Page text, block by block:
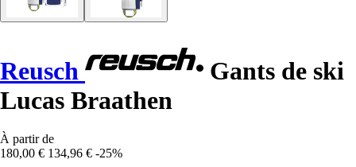
Reusch
Gants de ski
Lucas Braathen
À partir de
180,00 € 134,96 € -25%